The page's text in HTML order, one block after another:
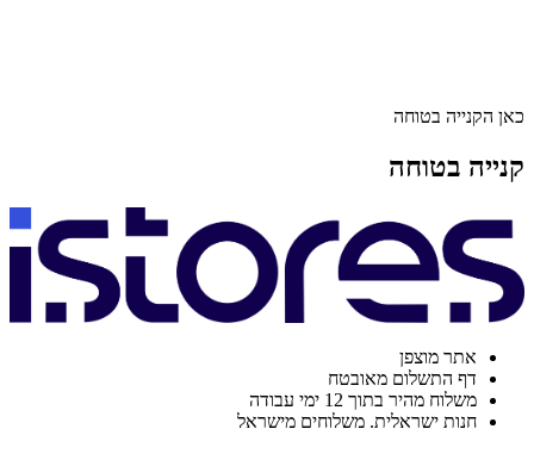
כאן הקנייה בטוחה
קנייה בטוחה
אתר מוצפן
דף התשלום מאובטח
משלוח מהיר בתוך 12 ימי עבודה
חנות ישראלית. משלוחים מישראל